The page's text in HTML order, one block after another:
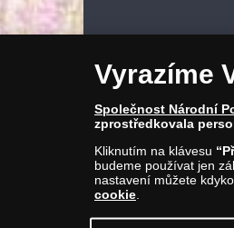
© Copyright 2026 - Národní
Společnost zapsána v OR
Vyrazíme
Společnost Národní
zprostředkovala
Kliknutím na klávesu
budeme používat jen
nastavení můžete
cookie